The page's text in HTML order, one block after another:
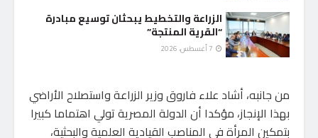
الزراعة والتخطيط يبحثان توسيع مبادرة
“القرية المنتجة”
من جانبه، أشاد علاء فاروق وزير الزراعة واستصلاح الأراضي
بهذا الإنجاز، مؤكدا أن الدولة المصرية تولي اهتماما كبيرا
بتمكين المرأة في المناصب القيادية العلمية والبحثية،